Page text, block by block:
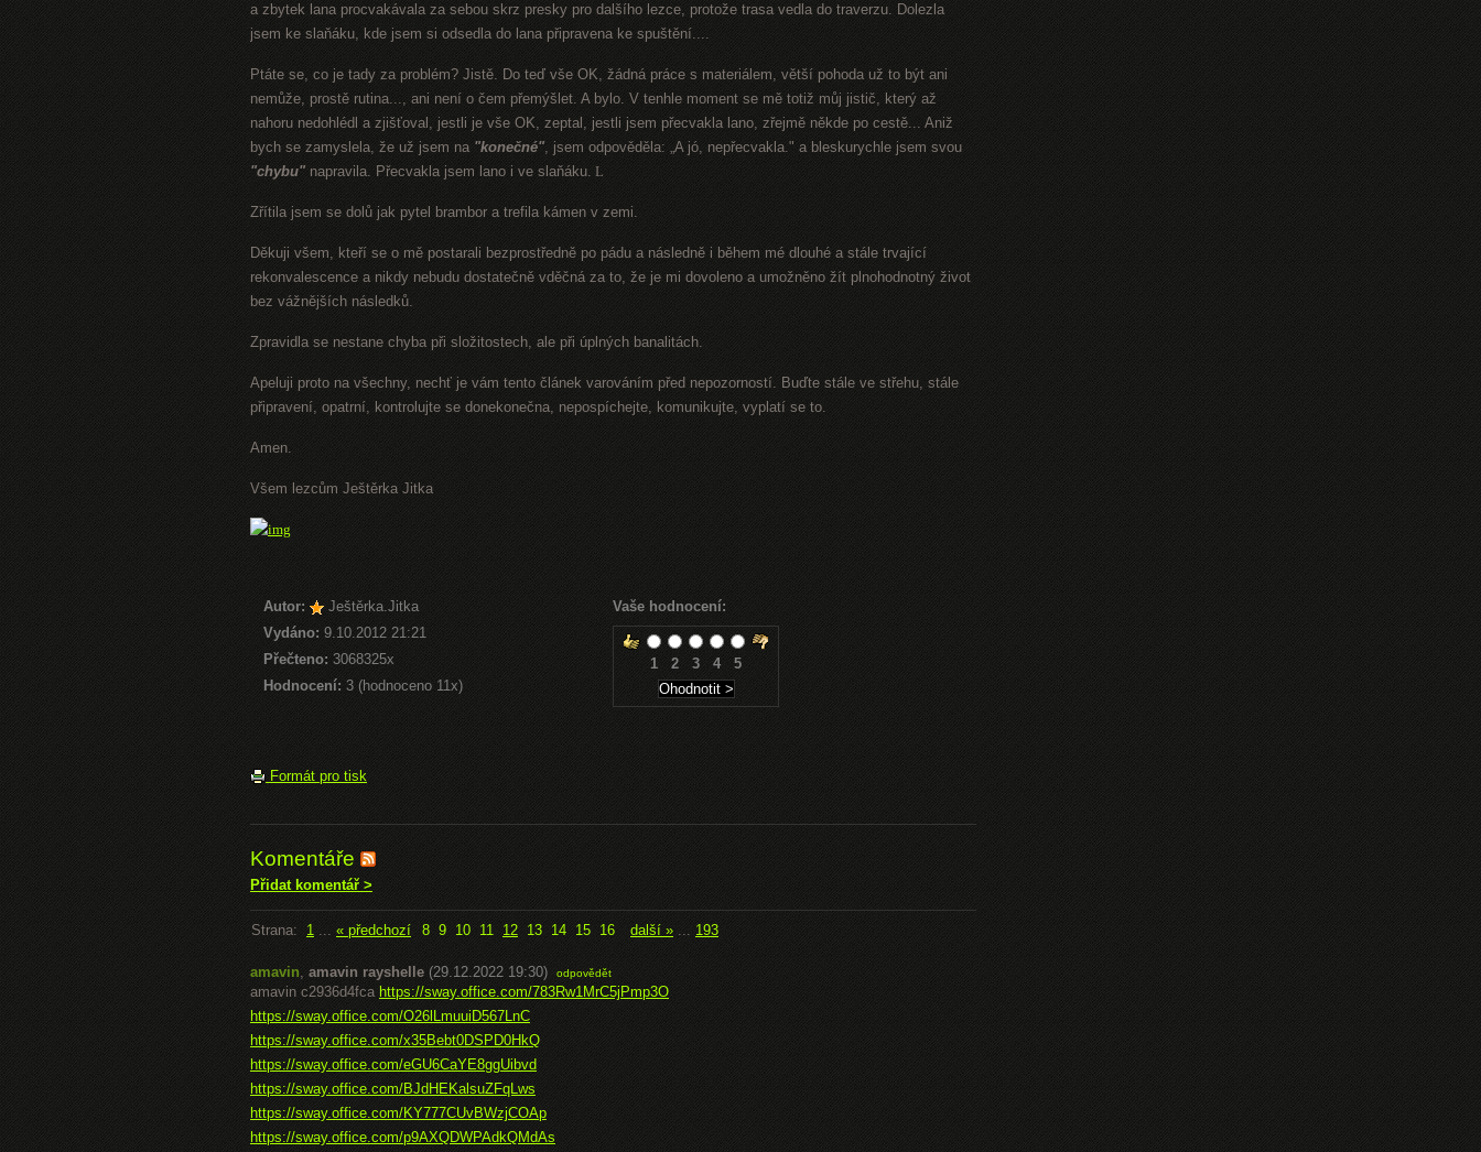
a zbytek lana procvakávala za sebou skrz presky pro dalšího lezce, protože trasa vedla do traverzu. Dolezla
jsem ke slaňáku, kde jsem si odsedla do lana připravena ke spuštění....
Ptáte se, co je tady za problém? Jistě. Do teď vše OK, žádná práce s materiálem, větší pohoda už to být ani
nemůže, prostě rutina..., ani není o čem přemýšlet. A bylo. V tenhle moment se mě totiž můj jistič, který až
nahoru nedohlédl a zjišťoval, jestli je vše OK, zeptal, jestli jsem přecvakla lano, zřejmě někde po cestě... Aniž
bych se zamyslela, že už jsem na "konečné", jsem odpověděla: „A jó, nepřecvakla." a bleskurychle jsem svou
"chybu" napravila. Přecvakla jsem lano i ve slaňáku. L
Zřítila jsem se dolů jak pytel brambor a trefila kámen v zemi.
Děkuji všem, kteří se o mě postarali bezprostředně po pádu a následně i během mé dlouhé a stále trvající
rekonvalescence a nikdy nebudu dostatečně vděčná za to, že je mi dovoleno a umožněno žít plnohodnotný život
bez vážnějších následků.
Zpravidla se nestane chyba při složitostech, ale při úplných banalitách.
Apeluji proto na všechny, nechť je vám tento článek varováním před nepozorností. Buďte stále ve střehu, stále
připravení, opatrní, kontrolujte se donekonečna, nepospíchejte, komunikujte, vyplatí se to.
Amen.
Všem lezcům Ještěrka Jitka
Autor:
Ještěrka.Jitka
Vydáno: 9.10.2012 21:21
Přečteno: 3068325x
Hodnocení: 3 (hodnoceno 11x)
Vaše hodnocení:
1 2 3 4 5
Formát pro tisk
Komentáře
Přidat komentář >
Strana: 1 ... « předchozí 8 9 10 11 12 13 14 15 16 další » ... 193
amavin, amavin rayshelle (29.12.2022 19:30) odpovědět
amavin c2936d4fca https://sway.office.com/783Rw1MrC5jPmp3O
https://sway.office.com/O26lLmuuiD567LnC
https://sway.office.com/x35Bebt0DSPD0HkQ
https://sway.office.com/eGU6CaYE8ggUibvd
https://sway.office.com/BJdHEKalsuZFqLws
https://sway.office.com/KY777CUvBWzjCOAp
https://sway.office.com/p9AXQDWPAdkQMdAs